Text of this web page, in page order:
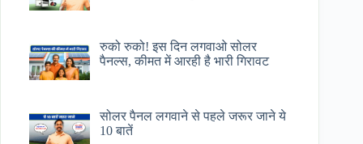
रुको रुको! इस दिन लगवाओ सोलर
पैनल्स, कीमत में आरही है भारी गिरावट
सोलर पैनल लगवाने से पहले जरूर जाने ये
10 बातें